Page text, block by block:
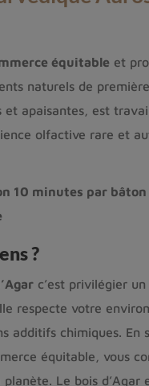
équitable et
naturels de
et apaisantes, est
olfactive rare et
10 minutes par bâton
?
c’est privilégier
respecte votre
additifs chimiques. En
équitable, vous
Le bois